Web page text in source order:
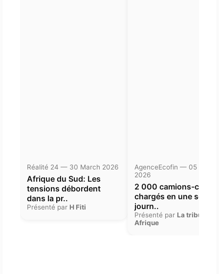
Réalité 24 — 30 March 2026
Afrique du Sud: Les
tensions débordent
dans la pr..
Présenté par H Fiti
AgenceEcofin — 05
2026
2 000 camions-
chargés en une seule
journ..
Présenté par La tribune
Afrique